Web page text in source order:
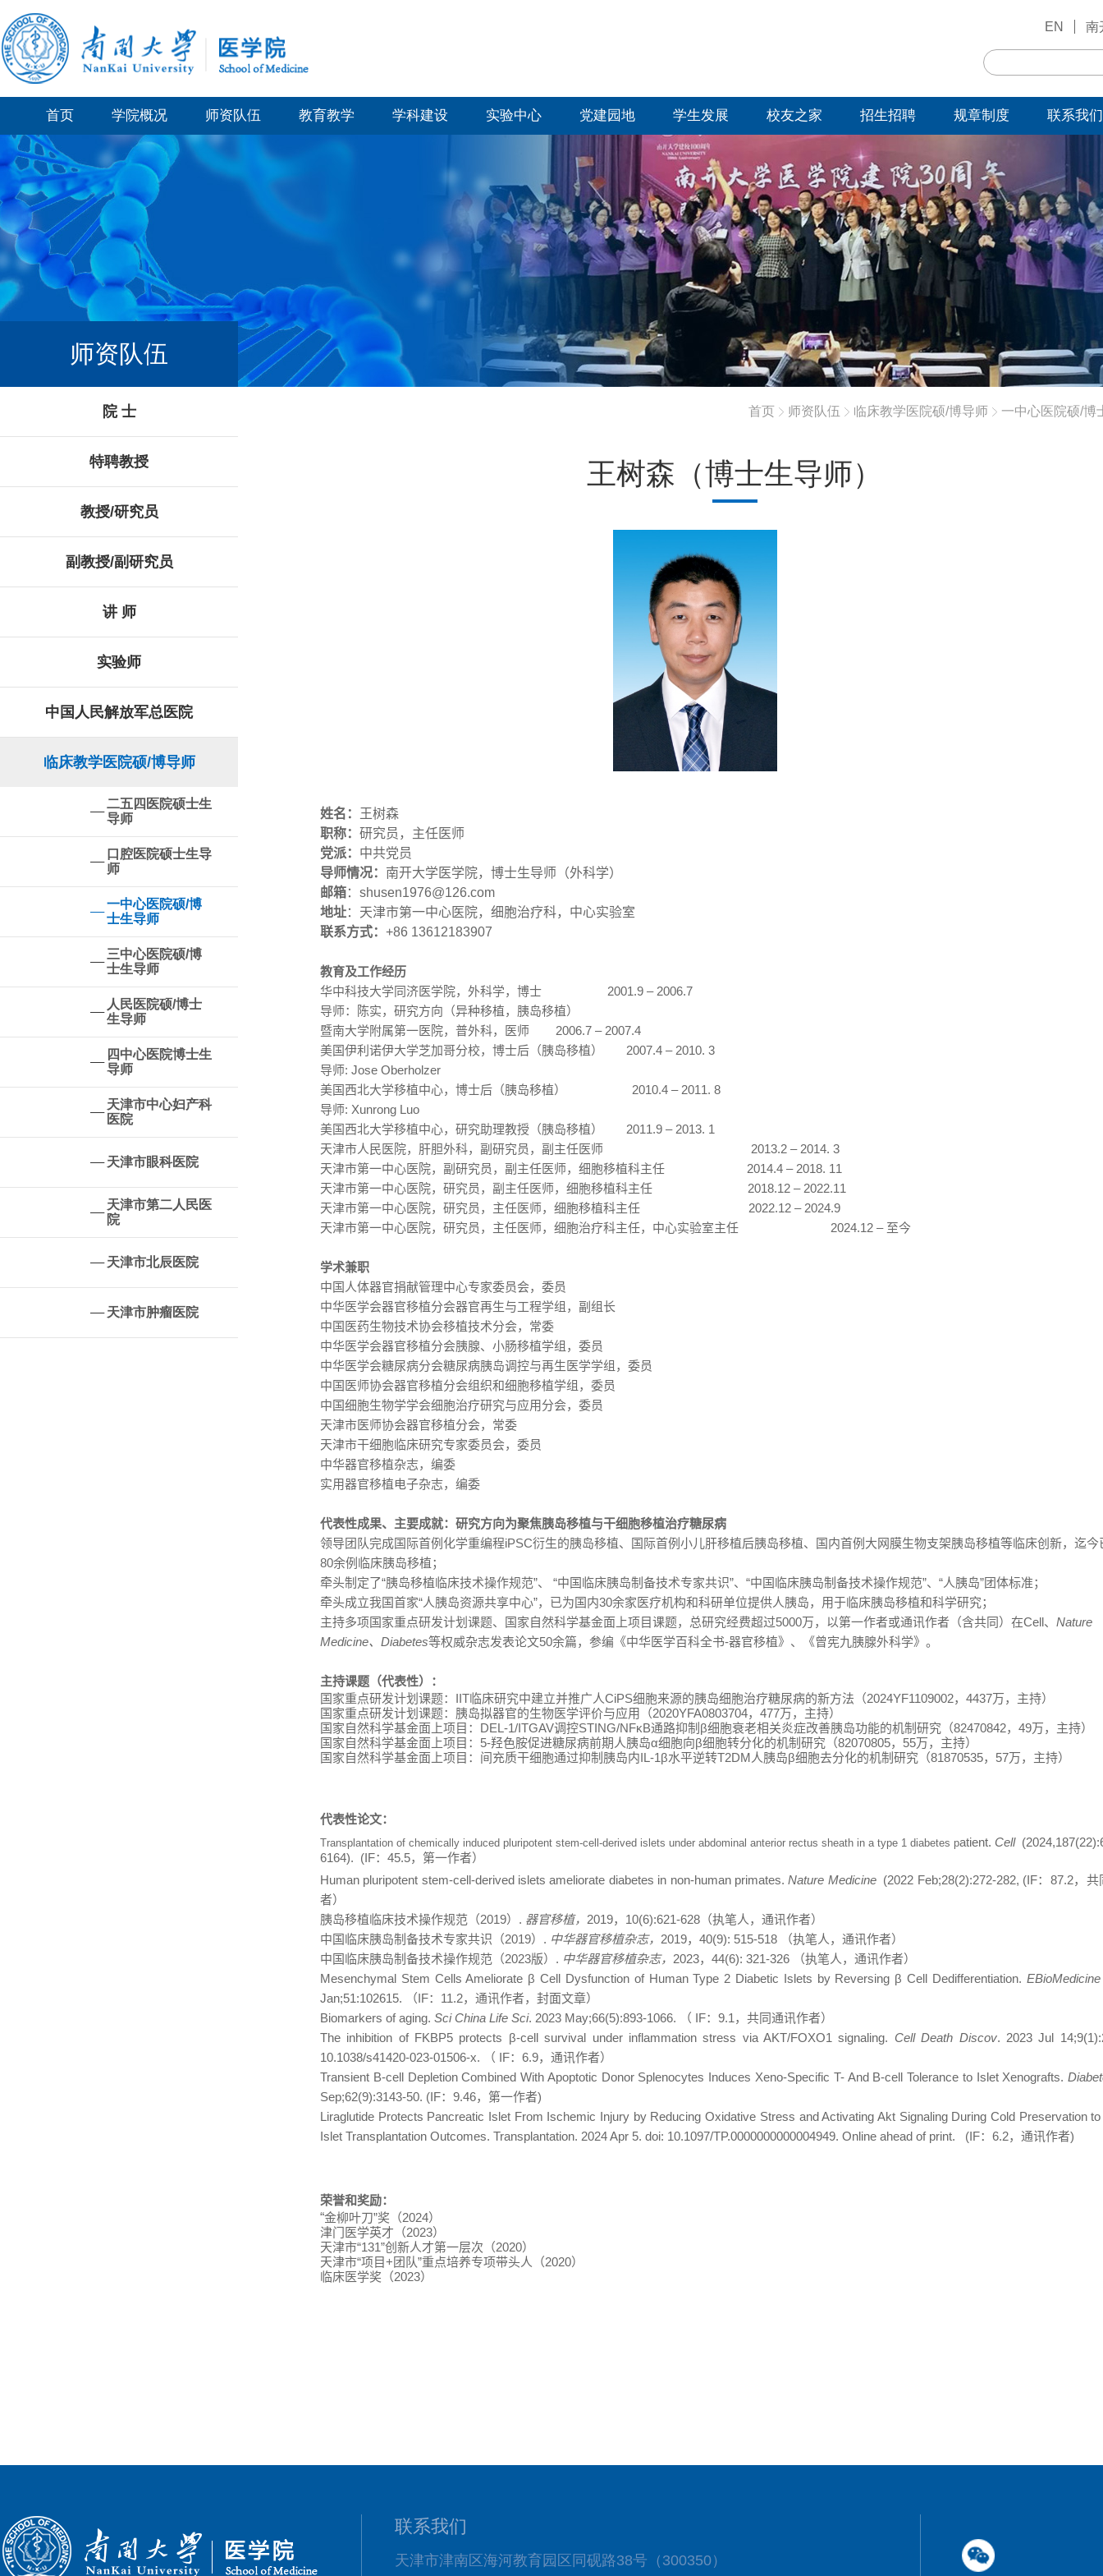
EN 南
首页 学院概况 师资队伍 教育教学 学科建设 实验中心 党建园地 学生发展 校友之家 招生招聘 规章制度 联系我们
师资队伍
院 士
特聘教授
教授/研究员
副教授/副研究员
讲 师
实验师
中国人民解放军总医院
临床教学医院硕/博导师
二五四医院硕士生
导师
口腔医院硕士生导
师
一中心医院硕/博
士生导师
三中心医院硕/博
士生导师
人民医院硕/博士
生导师
四中心医院博士生
导师
天津市中心妇产科
医院
天津市眼科医院
天津市第二人民医
院
天津市北辰医院
天津市肿瘤医院
首页 师资队伍 临床教学医院硕/博导师 一中心医院硕/博
王树森（博士生导师）
姓名 ：
王树森
职称： 研究员，主任医师
党派： 中共党员
导师情况： 南开大学医学院，博士生导师（外科学）
邮箱： shusen1976@126.com
地址： 天津市第一中心医院，细胞治疗科，中心实验室
联系方式： +86 13612183907
教育及工作经历
华中科技大学同济医学院，外科学，博士 2001.9 – 2006.7
导师：陈实，研究方向（异种移植，胰岛移植）
暨南大学附属第一医院，普外科，医师
2006.7 – 2007.4
美国伊利诺伊大学芝加哥分校，博士后（胰岛移植）
2007.4 – 2010. 3
导师: Jose Oberholzer
美国西北大学移植中心，博士后（胰岛移植）
2010.4 – 2011. 8
导师: Xunrong Luo
美国西北大学移植中心，研究助理教授（胰岛移植）
2011.9 – 2013. 1
天津市人民医院，肝胆外科，副研究员，副主任医师 2013.2 – 2014. 3
天津市第一中心医院，副研究员，副主任医师，细胞移植科主任 2014.4 – 2018. 11
天津市第一中心医院，研究员，副主任医师，细胞移植科主任 2018.12 – 2022.11
天津市第一中心医院，研究员，主任医师，细胞移植科主任 2022.12 – 2024.9
天津市第一中心医院，研究员，主任医师，细胞治疗科主任，中心实验室主任 2024.12 – 至今
学术兼职
中国人体器官捐献管理中心专家委员会，委员
中华医学会器官移植分会器官再生与工程学组，副组长
中国医药生物技术协会移植技术分会，常委
中华医学会器官移植分会胰腺、小肠移植学组，委员
中华医学会糖尿病分会糖尿病胰岛调控与再生医学学组，委员
中国医师协会器官移植分会组织和细胞移植学组，委员
中国细胞生物学学会细胞治疗研究与应用分会，委员
天津市医师协会器官移植分会，常委
天津市干细胞临床研究专家委员会，委员
中华器官移植杂志，编委
实用器官移植电子杂志，编委
代表性成果、主要成就：研究方向为聚焦胰岛移植与干细胞移植治疗糖尿病
领导团队完成国际首例化学重编程iPSC衍生的胰岛移植、国际首例小儿肝移植后胰岛移植、国内首例大网膜生物支架胰岛移植等临床创新，迄今
80余例临床胰岛移植；
牵头制定了“胰岛移植临床技术操作规范”、 “中国临床胰岛制备技术专家共识”、“中国临床胰岛制备技术操作规范”、“人胰岛”团体标准；
牵头成立我国首家“人胰岛资源共享中心”，已为国内30余家医疗机构和科研单位提供人胰岛，用于临床胰岛移植和科学研究；
主持多项国家重点研发计划课题、国家自然科学基金面上项目课题，总研究经费超过5000万，以第一作者或通讯作者（含共同）在Cell、 Nature
Medicine、 Diabetes等权威杂志发表论文50余篇，参编《中华医学百科全书-器官移植》、《曾宪九胰腺外科学》。
主持课题（代表性）：
国家重点研发计划课题： IIT临床研究中建立并推广人CiPS细胞来源的胰岛细胞治疗糖尿病的新方法（2024YF1109002， 4437万，主持）
国家重点研发计划课题：胰岛拟器官的生物医学评价与应用（2020YFA0803704， 477万，主持）
国家自然科学基金面上项目： DEL-1/ITGAV调控STING/NFκB通路抑制 β细胞衰老相关炎症改善胰岛功能的机制研究（82470842， 49万，主持）
国家自然科学基金面上项目： 5-羟色胺促进糖尿病前期人胰岛α细胞向β细胞转分化的机制研究（82070805， 55万，主持）
国家自然科学基金面上项目：间充质干细胞通过抑制胰岛内IL-1β水平逆转T2DM人胰岛β细胞去分化的机制研究（81870535， 57万，主持）
代表性论文：
Transplantation of chemically induced pluripotent stem-cell-derived islets under abdominal anterior rectus sheath in a type 1 diabetes patient. Cell
6164). (IF： 45.5，第一作者）
Human pluripotent stem-cell-derived islets ameliorate diabetes in non-human primates.Nature Medicine(2022 Feb;28(2):272-282, (IF： 87.2，共
者）
胰岛移植临床技术操作规范（2019） . 器官移植， 2019， 10(6):621-628 （执笔人，通讯作者）
中国临床胰岛制备技术专家共识（2019） . 中华器官移植杂志， 2019， 40(9): 515-518
（执笔人，通讯作者）
中国临床胰岛制备技术操作规范（2023版） . 中华器官移植杂志， 2023， 44(6): 321-326
（执笔人，通讯作者）
Mesenchymal Stem Cells Ameliorate βCell Dysfunction of Human Type 2 Diabetic Islets by Reversing βCell Dedifferentiation. EBioMedicine
Jan;51:102615.
（IF： 11.2，通讯作者，封面文章）
Biomarkers of aging. Sci China Life Sci. 2023 May;66(5):893-1066. （ IF： 9.1，共同通讯作者）
The inhibition of FKBP5 protects β-cell survival under inflammation stress via AKT/FOXO1 signaling. Cell Death Discov. 2023 Jul
10.1038/s41420-023-01506-x.
（ IF： 6.9，通讯作者）
Transient B-cell Depletion Combined With Apoptotic Donor Splenocytes Induces Xeno-Specific T- And B-cell Tolerance to Islet Xenografts.
Sep;62(9):3143-50. (IF： 9.46，第一作者)
Liraglutide Protects Pancreatic Islet From Ischemic Injury by Reducing Oxidative Stress and Activating Akt Signaling During Cold Preservation
Islet Transplantation Outcomes. Transplantation. 2024 Apr 5. doi: 10.1097/TP.0000000000004949. Online ahead of print. (IF： 6.2，通讯作者)
荣誉和奖励：
“金柳叶刀”奖（2024）
津门医学英才（2023）
天津市“131”创新人才第一层次（2020）
天津市“项目+团队”重点培养专项带头人（2020）
临床医学奖（2023）
联系我们
天津市津南区海河教育园区同砚路38号（300350）